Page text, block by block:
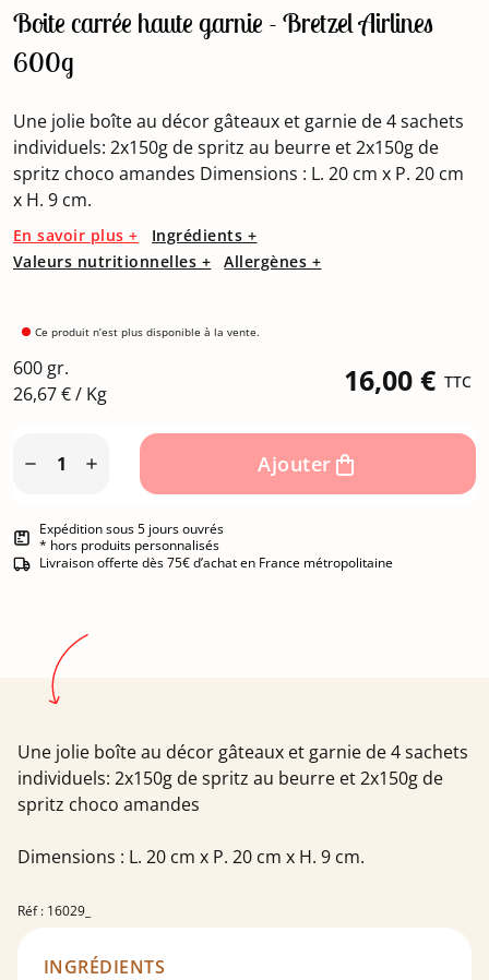
Boite carrée haute garnie - Bretzel Airlines
600g
Une jolie boîte au décor gâteaux et garnie de 4 sachets
individuels: 2x150g de spritz au beurre et 2x150g de
spritz choco amandes Dimensions : L. 20 cm x P. 20 cm
x H. 9 cm.
En savoir plus +
Ingrédients +
Valeurs nutritionnelles +
Allergènes +
Ce produit n’est plus disponible à la vente.
600 gr.
26,67 € / Kg
16,00 € TTC
  Ajouter
Expédition sous 5 jours ouvrés
* hors produits personnalisés
Livraison offerte dès 75€ d’achat en France métropolitaine
Une jolie boîte au décor gâteaux et garnie de 4 sachets
individuels: 2x150g de spritz au beurre et 2x150g de
spritz choco amandes
Dimensions : L. 20 cm x P. 20 cm x H. 9 cm.
Réf : 16029_
INGRÉDIENTS